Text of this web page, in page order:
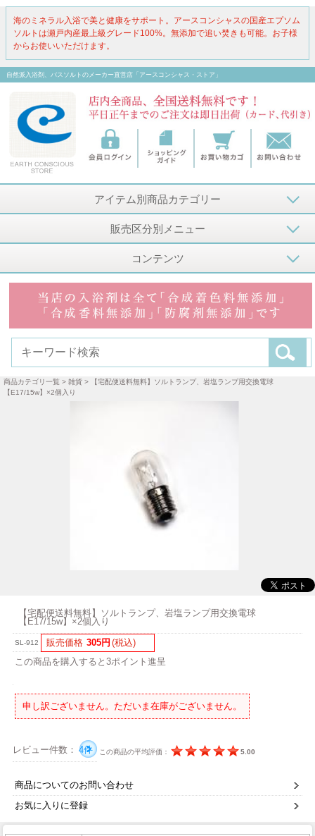
海のミネラル入浴で美と健康をサポート。アースコンシャスの国産エプソム
ソルトは瀬戸内産最上級グレード100%。無添加で追い焚きも可能。お子様
からお使いいただけます。
自然派入浴剤、バスソルトのメーカー直営店「アースコンシャス・ストア」
アイテム別商品カテゴリー
販売区分別メニュー
コンテンツ
商品カテゴリ一覧 > 雑貨 > 【宅配便送料無料】ソルトランプ、岩塩ランプ用交換電球
【E17/15w】×2個入り
【宅配便送料無料】ソルトランプ、岩塩ランプ用交換電球
【E17/15w】×2個入り
SL-912 販売価格 305円 (税込)
この商品を購入すると3ポイント進呈
申し訳ございません。ただいま在庫がございません。
レビュー件数： 4件 この商品の平均評価： 5.00
商品についてのお問い合わせ
お気に入りに登録